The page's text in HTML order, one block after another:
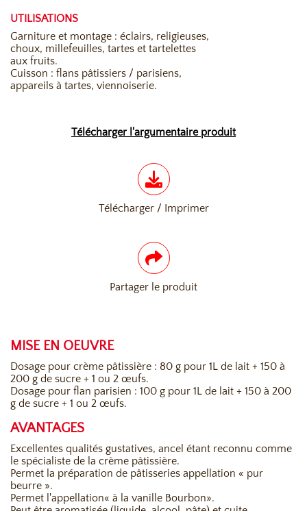
UTILISATIONS
Garniture et montage : éclairs, religieuses,
choux, millefeuilles, tartes et tartelettes
aux fruits.
Cuisson : flans pâtissiers / parisiens,
appareils à tartes, viennoiserie.
Télécharger l'argumentaire produit
Télécharger / Imprimer
Partager le produit
MISE EN OEUVRE
Dosage pour crème pâtissière : 80 g pour 1L de lait + 150 à
200 g de sucre + 1 ou 2 œufs.
Dosage pour flan parisien : 100 g pour 1L de lait + 150 à 200
g de sucre + 1 ou 2 œufs.
AVANTAGES
Excellentes qualités gustatives, ancel étant reconnu comme
le spécialiste de la crème pâtissière.
Permet la préparation de pâtisseries appellation « pur
beurre ».
Permet l'appellation« à la vanille Bourbon».